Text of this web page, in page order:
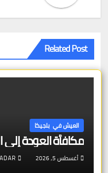
Related Post
العيش في بلجيكا
مكافأة العودة
أغسطس 5, 2026